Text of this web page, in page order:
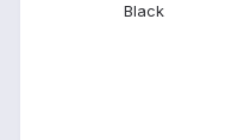
Black